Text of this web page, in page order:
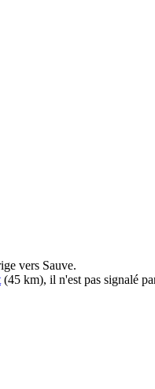
vers Sauve.
(45 km), il n'est pas signalé